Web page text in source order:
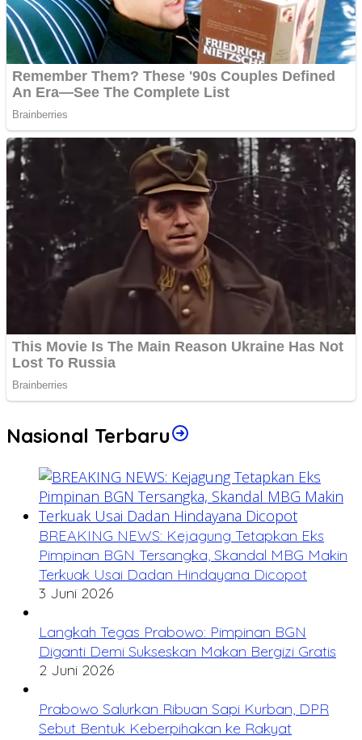
Nasional Terbaru
BREAKING NEWS: Kejagung Tetapkan Eks
Pimpinan BGN Tersangka, Skandal MBG Makin
Terkuak Usai Dadan Hindayana Dicopot
3 Juni 2026
Langkah Tegas Prabowo: Pimpinan BGN
Diganti Demi Sukseskan Makan Bergizi Gratis
2 Juni 2026
Prabowo Salurkan Ribuan Sapi Kurban, DPR
Sebut Bentuk Keberpihakan ke Rakyat